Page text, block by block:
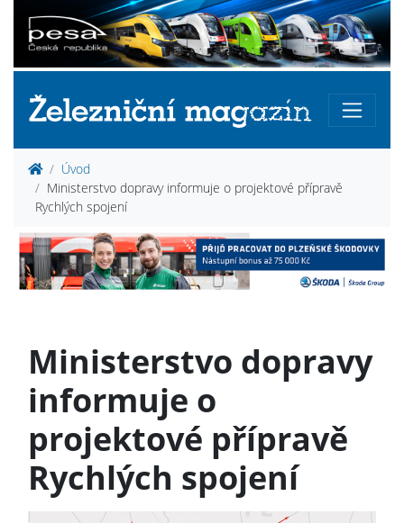
Úvod
Ministerstvo dopravy informuje o projektové přípravě
Rychlých spojení
Ministerstvo dopravy
informuje o
projektové přípravě
Rychlých spojení